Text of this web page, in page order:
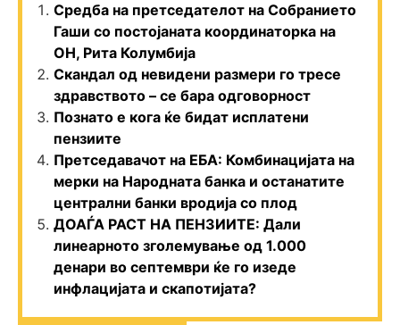
Средба на претседателот на Собранието
Гаши со постојаната координаторка на
ОН, Рита Колумбија
Скандал од невидени размери го тресе
здравството – се бара одговорност
Познато е кога ќе бидат исплатени
пензиите
Претседавачот на ЕБА: Комбинацијата на
мерки на Народната банка и останатите
централни банки вродија со плод
ДОАЃА РАСТ НА ПЕНЗИИТЕ: Дали
линеарното зголемување од 1.000
денари во септември ќе го изеде
инфлацијата и скапотијата?